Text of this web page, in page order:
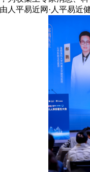
人平易近网·人平易